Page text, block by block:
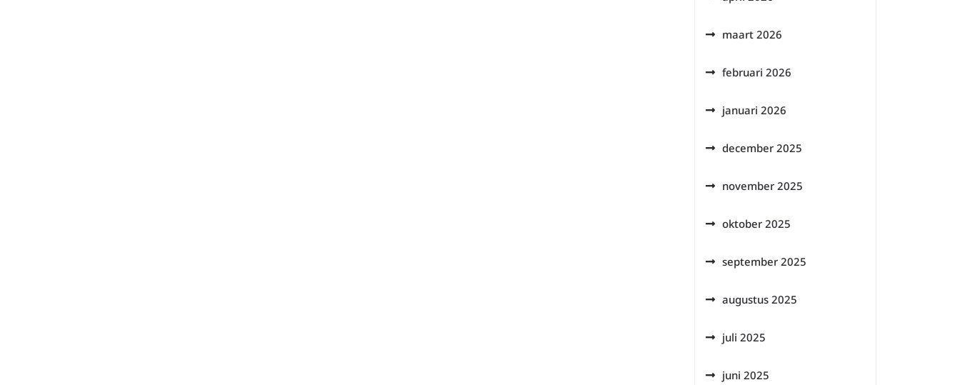
maart 2026
februari 2026
januari 2026
december 2025
november 2025
oktober 2025
september 2025
augustus 2025
juli 2025
juni 2025